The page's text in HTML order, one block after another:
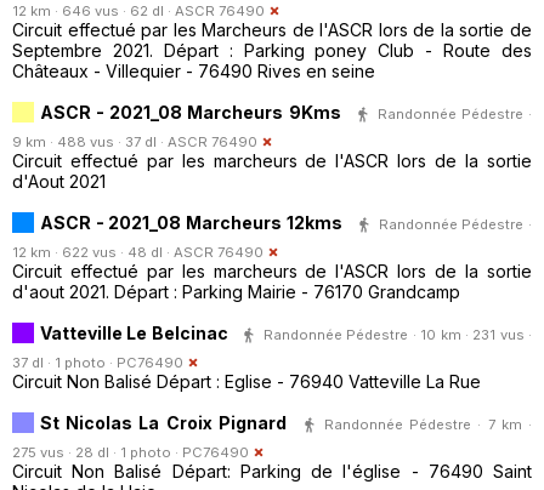
12 km · 646 vus · 62 dl · ASCR 76490
Circuit effectué par les Marcheurs de l'ASCR lors de la sortie de
Septembre 2021. Départ : Parking poney Club - Route des
Châteaux - Villequier - 76490 Rives en seine
ASCR - 2021_08 Marcheurs 9Kms
Randonnée Pédestre ·
9 km · 488 vus · 37 dl · ASCR 76490
Circuit effectué par les marcheurs de l'ASCR lors de la sortie
d'Aout 2021
ASCR - 2021_08 Marcheurs 12kms
Randonnée Pédestre ·
12 km · 622 vus · 48 dl · ASCR 76490
Circuit effectué par les marcheurs de l'ASCR lors de la sortie
d'aout 2021. Départ : Parking Mairie - 76170 Grandcamp
Vatteville Le Belcinac
Randonnée Pédestre · 10 km · 231 vus ·
37 dl · 1 photo · PC76490
Circuit Non Balisé Départ : Eglise - 76940 Vatteville La Rue
St Nicolas La Croix Pignard
Randonnée Pédestre · 7 km ·
275 vus · 28 dl · 1 photo · PC76490
Circuit Non Balisé Départ: Parking de l'église - 76490 Saint